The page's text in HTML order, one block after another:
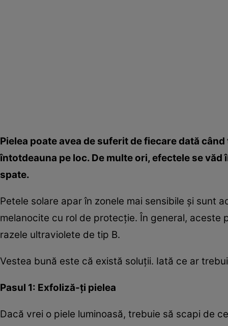
Pielea poate avea de suferit de fiecare dată
întotdeauna pe loc. De multe ori, efectele se
spate.
Petele solare apar în zonele mai sensibile şi sunt
melanocite cu rol de protecţie. În general, aceste
razele ultraviolete de tip B.
Vestea bună este că există soluţii. Iată ce ar
Pasul 1: Exfoliză-ţi pielea
Dacă vrei o piele luminoasă, trebuie să scapi de